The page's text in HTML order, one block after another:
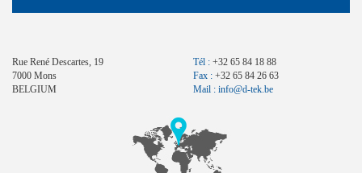
Rue René Descartes, 19
7000 Mons
BELGIUM
Tél : +32 65 84 18 88
Fax : +32 65 84 26 63
Mail : info@d-tek.be